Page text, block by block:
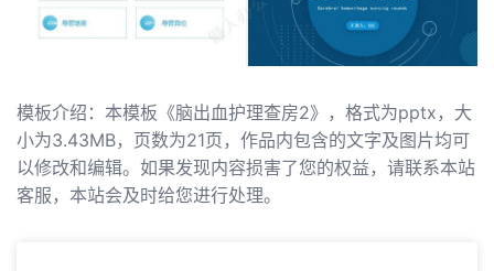
模板介绍：本模板《脑出血护理查房2》，格式为pptx，大
小为3.43MB，页数为21页，作品内包含的文字及图片均可
以修改和编辑。如果发现内容损害了您的权益，请联系本站
客服，本站会及时给您进行处理。